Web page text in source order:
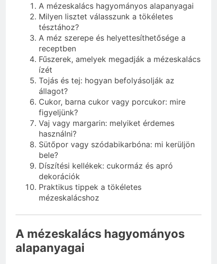
A mézeskalács hagyományos alapanyagai
Milyen lisztet válasszunk a tökéletes
tésztához?
A méz szerepe és helyettesíthetősége a
receptben
Fűszerek, amelyek megadják a mézeskalács
ízét
Tojás és tej: hogyan befolyásolják az
állagot?
Cukor, barna cukor vagy porcukor: mire
figyeljünk?
Vaj vagy margarin: melyiket érdemes
használni?
Sütőpor vagy szódabikarbóna: mi kerüljön
bele?
Díszítési kellékek: cukormáz és apró
dekorációk
Praktikus tippek a tökéletes
mézeskalácshoz
A mézeskalács hagyományos
alapanyagai